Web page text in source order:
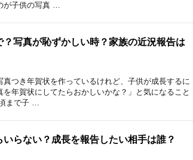
が子供の写真 …
写真が恥ずかしい時？家族の近況報告は
つき年賀状を作っているけれど、子供が成長するに
年賀状にしてたらおかしいかな？」と気になること
まで子 …
らない？成長を報告したい相手は誰？